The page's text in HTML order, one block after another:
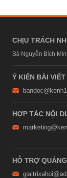
CHỊU TRÁCH
Bà Nguyễn Bích
Ý KIẾN BÀI VIẾT
HỢP TÁC NỘI
HỖ TRỢ